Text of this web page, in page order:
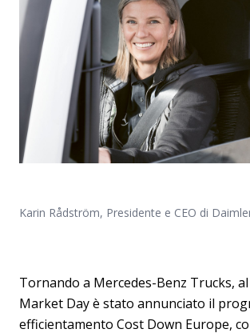
Karin Rådström, Presidente e CEO di
Tornando a Mercedes-Benz Trucks,
Market Day è stato annunciato il
efficientamento Cost Down Europe,